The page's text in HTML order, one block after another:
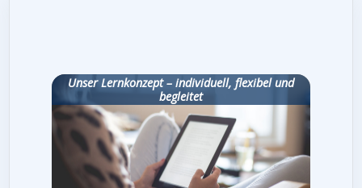
Unser Lernkonzept – individuell, flexibel und
begleitet